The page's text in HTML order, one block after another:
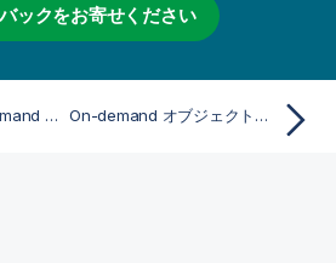
ックをお寄せください
Qlik NPrinting On-Demand アドオンのインストール時に Qlik NPrinting サーバー への接続が失敗する On-demand オブジェクトが AccessPoint に表示されない